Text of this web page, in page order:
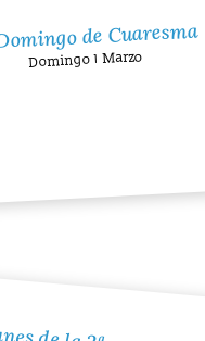
de Cuaresma
Domingo 1 Marzo